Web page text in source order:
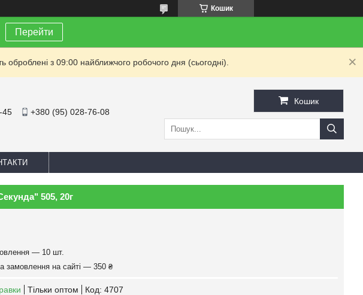
Кошик
Перейти
з 09:00 найближчого робочого дня (сьогодні).
45 +380 (95) 028-76-08
Кошик
505, 20г
— 10 шт.
замовлення на сайті — 350 ₴
Тільки оптом Код: 4707